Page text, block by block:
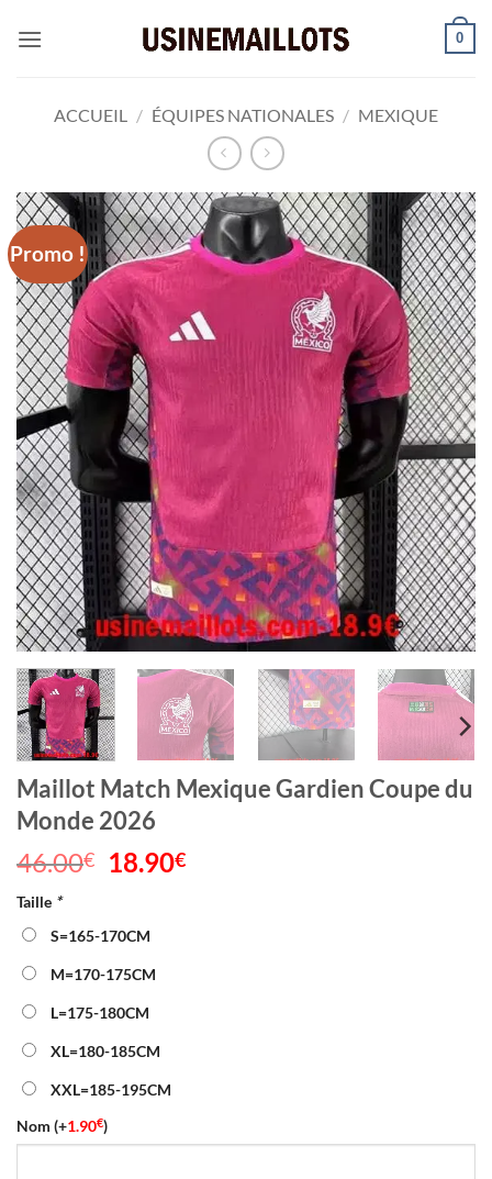
0
ACCUEIL / ÉQUIPES NATIONALES / MEXIQUE
Promo !
Maillot Match Mexique Gardien Coupe du
Monde 2026
46.00€
Le
était :
46.00€.
18.90€
Taille *
S=165-170CM
M=170-175CM
L=175-180CM
XL=180-185CM
XXL=185-195CM
Nom (+1.90€)